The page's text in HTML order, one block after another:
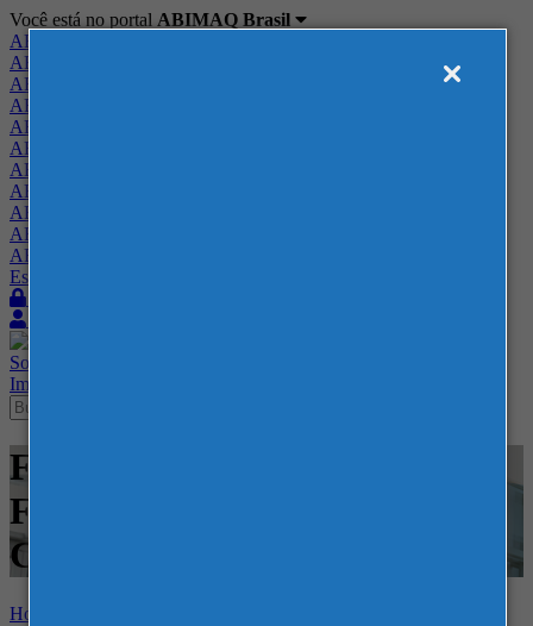
Você está no portal ABIMAQ Brasil
ABIMAQ Brasil
ABIMAQ Minas Gerais
ABIMAQ Norte-Nordeste
ABIMAQ Paraná
ABIMAQ Piracicaba
ABIMAQ Ribeirão Preto
ABIMAQ Rio de Janeiro
ABIMAQ Rio Grande do Sul
ABIMAQ Santa Catarina
ABIMAQ São Paulo
ABIMAQ Vale do Paraíba
Escritório de Relações Governamentais
Sobre
Imprensa
Feiras - Distrito Anhembi -
Feira Nacional - Postos e
Conveniências
Home